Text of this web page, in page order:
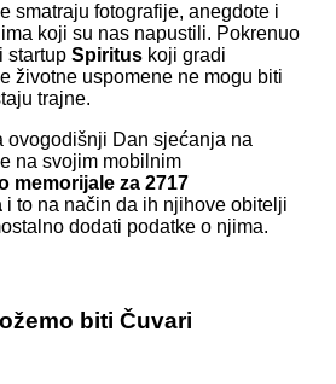
smatraju fotografije, anegdote i
koji su nas napustili. Pokrenuo
startup Spiritus koji gradi
životne uspomene ne mogu biti
trajne.
ovogodišnji Dan sjećanja na
na svojim mobilnim
memorijale za 2717
i to na način da ih njihove obitelji
dodati podatke o njima.
biti Čuvari